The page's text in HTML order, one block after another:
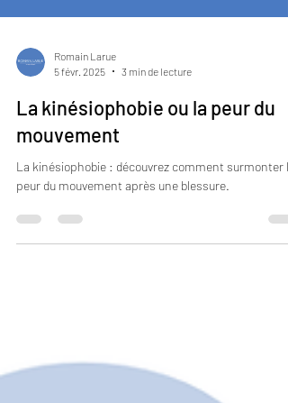
5 févr. 2025
3 min de lecture
La kinésiophobie ou la peur du
mouvement
La kinésiophobie : découvrez comment surmonter la
peur du mouvement après une blessure.